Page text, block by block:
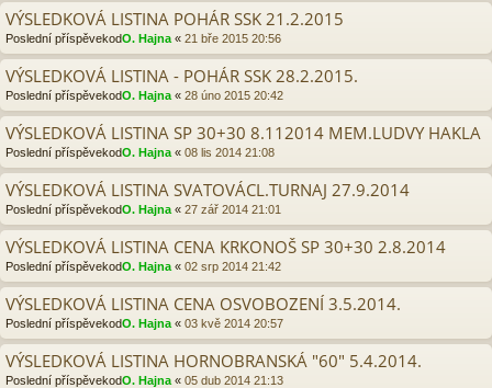
VÝSLEDKOVÁ LISTINA POHÁR SSK 21.2.2015
Poslední příspěvekodO. Hajna « 21 bře 2015 20:56
VÝSLEDKOVÁ LISTINA - POHÁR SSK 28.2.2015.
Poslední příspěvekodO. Hajna « 28 úno 2015 20:42
VÝSLEDKOVÁ LISTINA SP 30+30 8.112014 MEM.LUDVY HAKLA
Poslední příspěvekodO. Hajna « 08 lis 2014 21:08
VÝSLEDKOVÁ LISTINA SVATOVÁCL.TURNAJ 27.9.2014
Poslední příspěvekodO. Hajna « 27 zář 2014 21:01
VÝSLEDKOVÁ LISTINA CENA KRKONOŠ SP 30+30 2.8.2014
Poslední příspěvekodO. Hajna « 02 srp 2014 21:42
VÝSLEDKOVÁ LISTINA CENA OSVOBOZENÍ 3.5.2014.
Poslední příspěvekodO. Hajna « 03 kvě 2014 20:57
VÝSLEDKOVÁ LISTINA HORNOBRANSKÁ "60" 5.4.2014.
Poslední příspěvekodO. Hajna « 05 dub 2014 21:13